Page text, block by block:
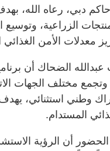
دبي، رعاه الله،
الزراعية،
معدلات الأمن
عبدالله الضحاك أن
وتجمع مختلف الجهات
وطني استثنائي،
المستدام.
الحضور أن الرؤية